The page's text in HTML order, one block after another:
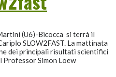
(U6)-Bicocca si terrà il
SLOW2FAST. La mattinata
dei principali risultati scientifici
Simon Loew